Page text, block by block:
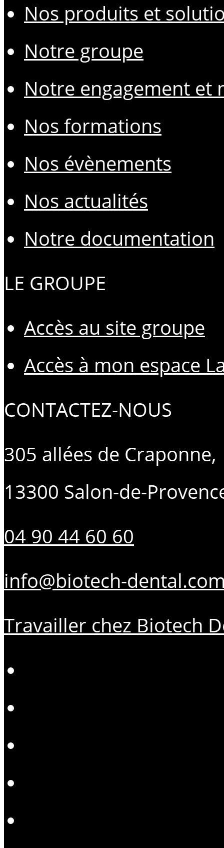
Nos produits et
Notre groupe
Notre engagement et
Nos formations
Nos évènements
Nos actualités
Notre documentation
LE GROUPE
Accès au site groupe
Accès à mon espace
CONTACTEZ-NOUS
305 allées de Craponne,
13300 Salon-de-
04 90 44 60 60
info@biotech-
Travailler chez Biotech